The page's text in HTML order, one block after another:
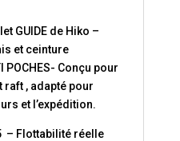
GUIDE de Hiko –
et ceinture
POCHES- Conçu pour
raft , adapté pour
et l’expédition.
– Flottabilité réelle